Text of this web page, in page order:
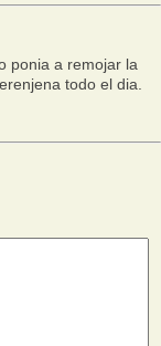
ponia a remojar la
todo el dia.